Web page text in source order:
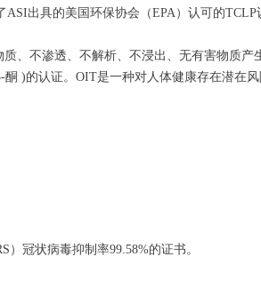
出具的美国环保协会（EPA）认可的TCLP
质、不渗透、不解析、不浸出、无有害物质
酮 )的认证。OIT是一种对人体健康存在潜在
）冠状病毒抑制率99.58%的证书。